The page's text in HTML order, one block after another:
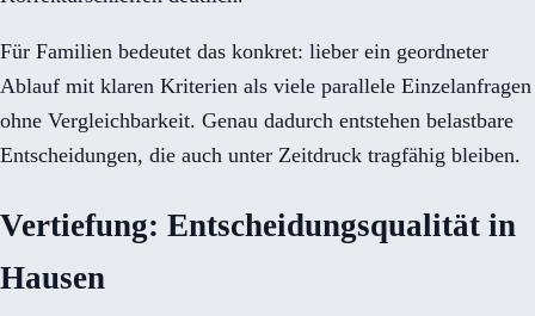
Für Familien bedeutet das konkret: lieber ein geordneter
Ablauf mit klaren Kriterien als viele parallele Einzelanfragen
ohne Vergleichbarkeit. Genau dadurch entstehen belastbare
Entscheidungen, die auch unter Zeitdruck tragfähig bleiben.
Vertiefung: Entscheidungsqualität in
Hausen